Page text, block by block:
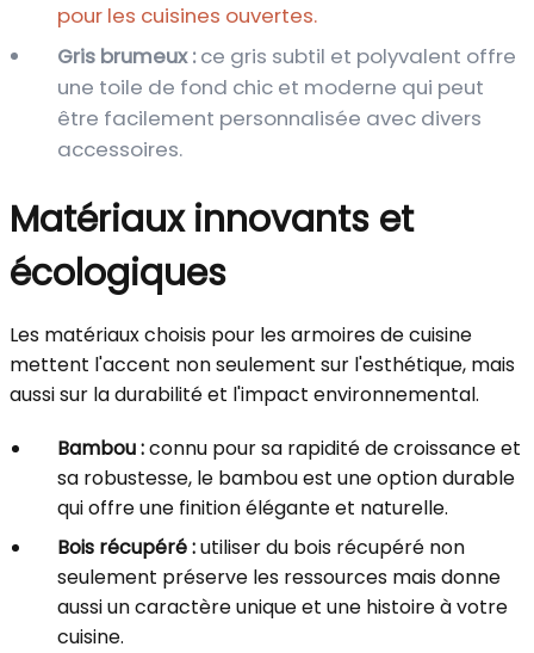
pour les cuisines ouvertes.
Gris brumeux :ce gris subtil et polyvalent offre
une toile de fond chic et moderne qui peut
être facilement personnalisée avec divers
accessoires.
Matériaux innovants et
écologiques
Les matériaux choisis pour les armoires de cuisine
mettent l'accent non seulement sur l'esthétique, mais
aussi sur la durabilité et l'impact environnemental.
Bambou :connu pour sa rapidité de croissance et
sa robustesse, le bambou est une option durable
qui offre une finition élégante et naturelle.
Bois récupéré :utiliser du bois récupéré non
seulement préserve les ressources mais donne
aussi un caractère unique et une histoire à votre
cuisine.